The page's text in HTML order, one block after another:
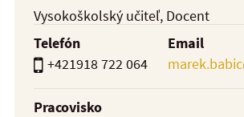
Vysokoškolský učiteľ, Docent
Telefón
+421918 722 064
Email
Pracovisko